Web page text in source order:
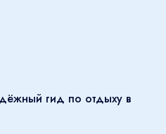
гид по отдыху в